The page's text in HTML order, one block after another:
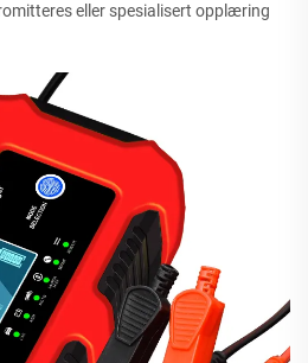
eller spesialisert opplæring